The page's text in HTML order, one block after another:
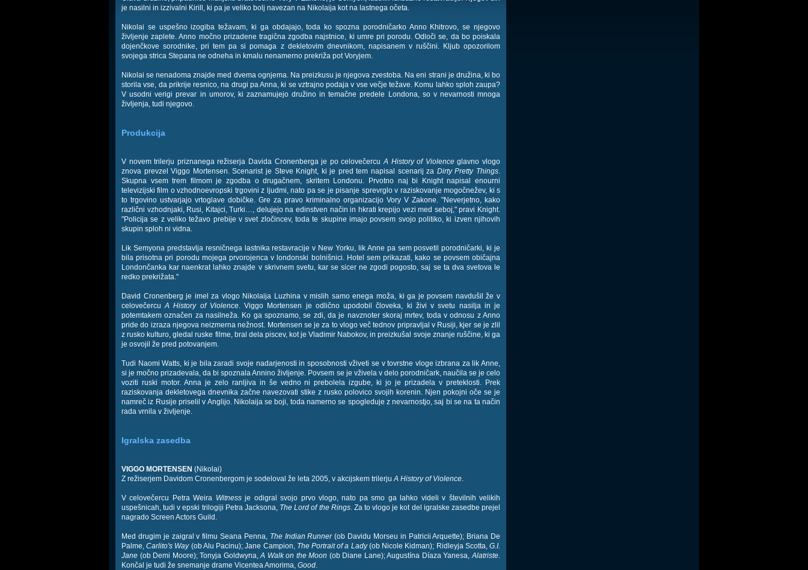
je nasilni in izzivalni Kirill, ki pa je veliko bolj navezan na Nikolaija kot na lastnega očeta.
Nikolai se uspešno izogiba težavam, ki ga obdajajo, toda ko spozna porodničarko Anno Khitrovo, se njegovo
življenje zaplete. Anno močno prizadene tragična zgodba najstnice, ki umre pri porodu. Odloči se, da bo poiskala
dojenčkove sorodnike, pri tem pa si pomaga z dekletovim dnevnikom, napisanem v ruščini. Kljub opozorilom
svojega strica Stepana ne odneha in kmalu nenamerno prekriža pot Voryjem.
Nikolai se nenadoma znajde med dvema ognjema. Na preizkusu je njegova zvestoba. Na eni strani je družina, ki bo
storila vse, da prikrije resnico, na drugi pa Anna, ki se vztrajno podaja v vse večje težave. Komu lahko sploh zaupa?
V usodni verigi prevar in umorov, ki zaznamujejo družino in temačne predele Londona, so v nevarnosti mnoga
življenja, tudi njegovo.
Produkcija
V novem trilerju priznanega režiserja Davida Cronenberga je po celovečercuA History of Violenceglavno vlogo
znova prevzel Viggo Mortensen. Scenarist je Steve Knight, ki je pred tem napisal scenarij za Dirty Pretty Things.
Skupna vsem trem filmom je zgodba o drugačnem, skritem Londonu. Prvotno naj bi Knight napisal enourni
televizijski film o vzhodnoevropski trgovini z ljudmi, nato pa se je pisanje sprevrglo v raziskovanje mogočnežev, ki s
to trgovino ustvarjajo vrtoglave dobičke. Gre za pravo kriminalno organizacijo Vory V Zakone. "Neverjetno, kako
različni vzhodnjaki, Rusi, Kitajci, Turki…, delujejo na edinstven način in hkrati krepijo vezi med seboj," pravi Knight.
"Policija se z veliko težavo prebije v svet zločincev, toda te skupine imajo povsem svojo politiko, ki izven njihovih
skupin sploh ni vidna.
Lik Semyona predstavlja resničnega lastnika restavracije v New Yorku, lik Anne pa sem posvetil porodničarki, ki je
bila prisotna pri porodu mojega prvorojenca v londonski bolnišnici. Hotel sem prikazati, kako se povsem običajna
Londončanka kar naenkrat lahko znajde v skrivnem svetu, kar se sicer ne zgodi pogosto, saj se ta dva svetova le
redko prekrižata."
David Cronenberg je imel za vlogo Nikolaija Luzhina v mislih samo enega moža, ki ga je povsem navdušil že v
celovečercuA History of Violence. Viggo Mortensen je odlično upodobil človeka, ki živi v svetu nasilja in je
potemtakem označen za nasilneža. Ko ga spoznamo, se zdi, da je navznoter skoraj mrtev, toda v odnosu z Anno
pride do izraza njegova neizmerna nežnost. Mortensen se je za to vlogo več tednov pripravljal v Rusiji, kjer se je zlil
z rusko kulturo, gledal ruske filme, bral dela piscev, kot je Vladimir Nabokov, in preizkušal svoje znanje ruščine, ki ga
je osvojil že pred potovanjem.
Tudi Naomi Watts, ki je bila zaradi svoje nadarjenosti in sposobnosti vživeti se v tovrstne vloge izbrana za lik Anne,
si je močno prizadevala, da bi spoznala Annino življenje. Povsem se je vživela v delo porodničark, naučila se je celo
voziti ruski motor. Anna je zelo ranljiva in še vedno ni prebolela izgube, ki jo je prizadela v preteklosti. Prek
raziskovanja dekletovega dnevnika začne navezovati stike z rusko polovico svojih korenin. Njen pokojni oče se je
namreč iz Rusije priselil v Anglijo. Nikolaija se boji, toda namerno se spogleduje z nevarnostjo, saj bi se na ta način
rada vrnila v življenje.
Igralska zasedba
VIGGO MORTENSEN (Nikolai)
Z režiserjem Davidom Cronenbergom je sodeloval že leta 2005, v akcijskem trilerjuA History of Violence.
V celovečercu Petra Weira Witnessje odigral svojo prvo vlogo, nato pa smo ga lahko videli v številnih velikih
uspešnicah, tudi v epski trilogiji Petra Jacksona, The Lord of the Rings. Za to vlogo je kot del igralske zasedbe prejel
nagrado Screen Actors Guild.
Med drugim je zaigral v filmu Seana Penna, The Indian Runner(ob Davidu Morseu in Patricii Arquette); Briana De
Palme,Carlito's Way(ob Alu Pacinu); Jane Campion, The Portrait of a Lady(ob Nicole Kidman); Ridleyja Scotta,G.I.
Jane (ob Demi Moore); Tonyja Goldwyna,A Walk on the Moon (ob Diane Lane); Augustína Díaza Yanesa,Alatriste.
Končal je tudi že snemanje drame Vicentea Amorima, Good.